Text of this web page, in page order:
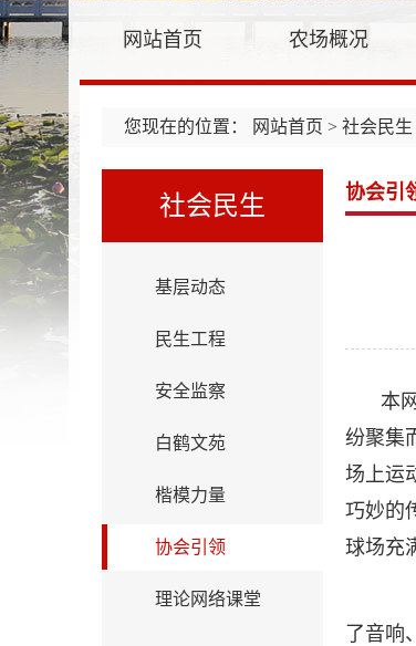
网站首页 农场概况
您现在的位置： 网站首页 > 社会民生
社会民生
基层动态
民生工程
安全监察
白鹤文苑
楷模力量
协会引领
理论网络课堂
协会引
本
纷聚集
场上运
巧妙的
球场充
多
了音